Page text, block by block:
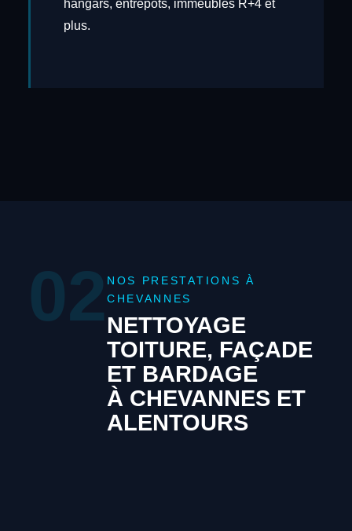
hangars, entrepôts, immeubles R+4 et
plus.
02 NOS PRESTATIONS À
CHEVANNES
NETTOYAGE
TOITURE, FAÇADE
ET BARDAGE
À CHEVANNES ET
ALENTOURS